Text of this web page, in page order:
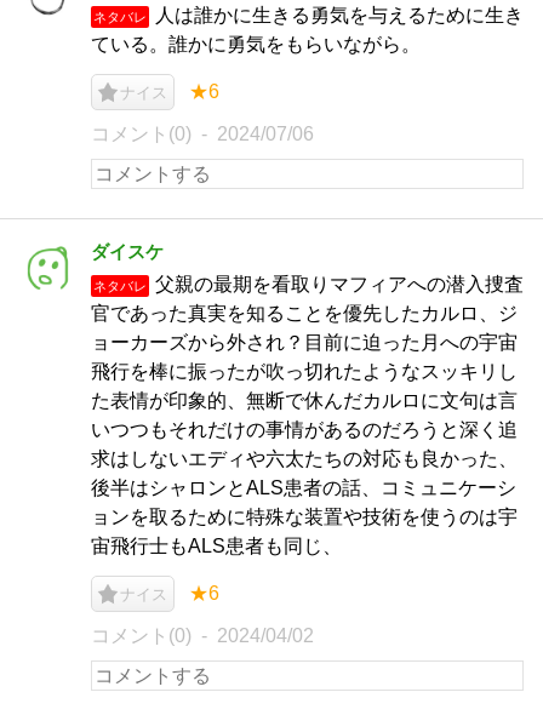
ネタバレ
人は誰かに生きる勇気を与えるために生き
ている。誰かに勇気をもらいながら。
ナイス ★6
コメント(0) 2024/07/06
ダイスケ
ネタバレ
父親の最期を看取りマフィアへの潜入捜査
官であった真実を知ることを優先したカルロ、ジ
ョーカーズから外され？目前に迫った月への宇宙
飛行を棒に振ったが吹っ切れたようなスッキリし
た表情が印象的、無断で休んだカルロに文句は言
いつつもそれだけの事情があるのだろうと深く追
求はしないエディや六太たちの対応も良かった、
後半はシャロンとALS患者の話、コミュニケーシ
ョンを取るために特殊な装置や技術を使うのは宇
宙飛行士もALS患者も同じ、
ナイス ★6
コメント(0) 2024/04/02